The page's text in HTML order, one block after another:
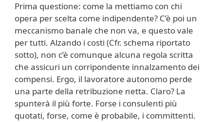
Prima questione: come la mettiamo con chi
opera per scelta come indipendente? C’è poi un
meccanismo banale che non va, e questo vale
per tutti. Alzando i costi (Cfr. schema riportato
sotto), non c’è comunque alcuna regola scritta
che assicuri un corripondente innalzamento dei
compensi. Ergo, il lavoratore autonomo perde
una parte della retribuzione netta. Claro? La
spunterà il più forte. Forse i consulenti più
quotati, forse, come è probabile, i committenti.